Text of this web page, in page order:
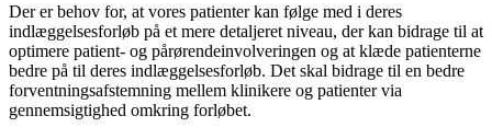
Der er behov for, at vores patienter kan følge med i deres
indlæggelsesforløb på et mere detaljeret niveau, der kan bidrage til at
optimere patient- og pårørendeinvolveringen og at klæde patienterne
bedre på til deres indlæggelsesforløb. Det skal bidrage til en bedre
forventningsafstemning mellem klinikere og patienter via
gennemsigtighed omkring forløbet.